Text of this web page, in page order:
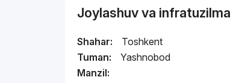
Joylashuv va infratuzilma
Shahar:
Toshkent
Tuman:
Yashnobod
Manzil: